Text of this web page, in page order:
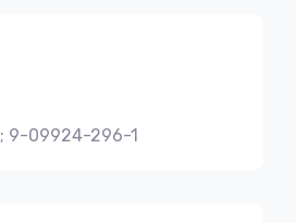
9-09924-296-1